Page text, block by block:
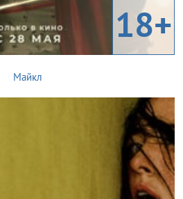
18+
Майкл